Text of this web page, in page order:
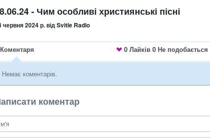
- Чим особливі християнські пісні
червня 2024 р.від Svitle Radio
0 Лайків 0 Не подобається
Коментаря
Немає коментарів.
коментар